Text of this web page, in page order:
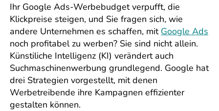
Ihr Google Ads-Werbebudget verpufft, die
Klickpreise steigen, und Sie fragen sich, wie
andere Unternehmen es schaffen, mit Google Ads
noch profitabel zu werben? Sie sind nicht allein.
Künstiliche Intelligenz (KI) verändert auch
Suchmaschinenwerbung grundlegend. Google hat
drei Strategien vorgestellt, mit denen
Werbetreibende ihre Kampagnen effizienter
gestalten können.